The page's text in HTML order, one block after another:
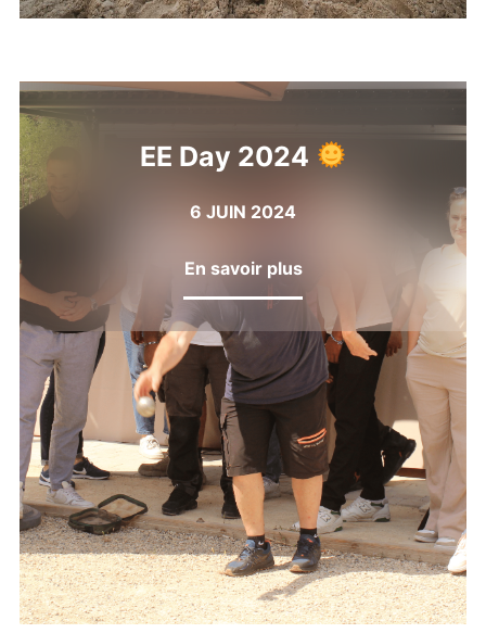
EE Day 2024
6 JUIN 2024
En savoir plus